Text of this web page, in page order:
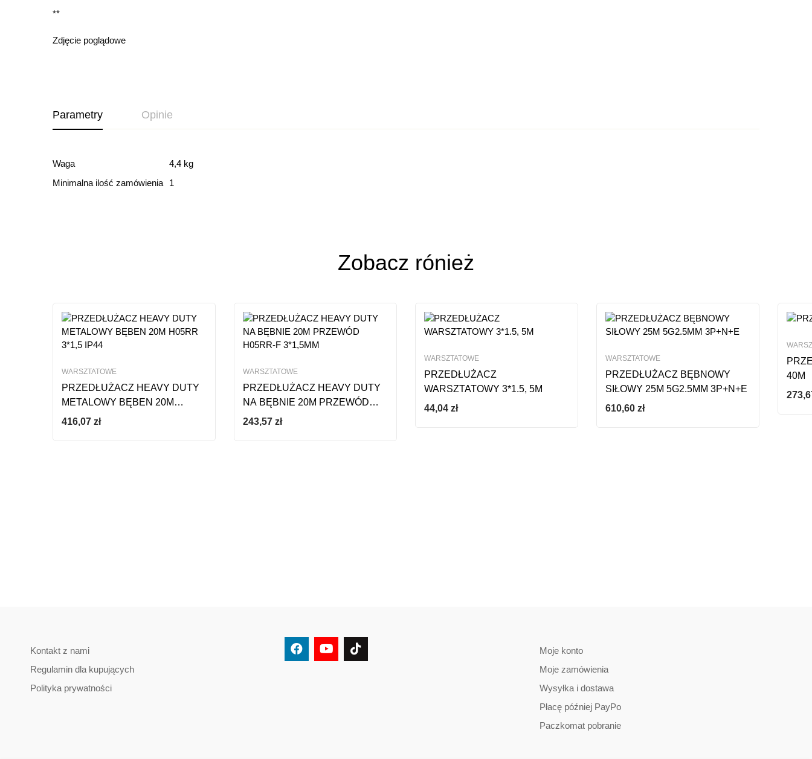
**
Zdjęcie poglądowe
Parametry Opinie
Waga
4,4 kg
Minimalna ilość zamówienia
1
Ocena i recenzja
Zobacz rónież
WARSZTATOWE
PRZEDŁUŻACZ HEAVY DUTY
METALOWY BĘBEN 20M
H05RR 3*1,5 IP44
416,07 zł
WARSZTATOWE
PRZEDŁUŻACZ HEAVY DUTY
NA BĘBNIE 20M PRZEWÓD
H05RR-F 3*1,5MM
243,57 zł
WARSZTATOWE
PRZEDŁUŻACZ
WARSZTATOWY 3*1.5, 5M
44,04 zł
WARSZTATOWE
PRZEDŁUŻACZ BĘBNOWY
SIŁOWY 25M 5G2.5MM 3P+N+E
610,60 zł
40M
Kontakt z nami
Regulamin dla kupujących
Polityka prywatności
Moje konto
Moje zamówienia
Wysyłka i dostawa
Płacę później PayPo
Paczkomat pobranie